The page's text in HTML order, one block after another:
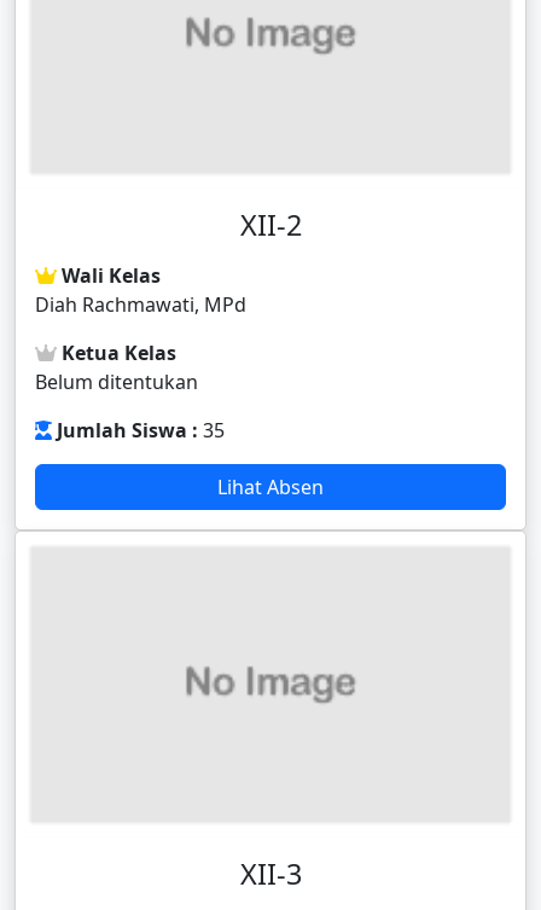
XII-2
Wali Kelas
Diah Rachmawati, MPd
Ketua Kelas
Belum ditentukan
Jumlah Siswa : 35
Lihat Absen
XII-3